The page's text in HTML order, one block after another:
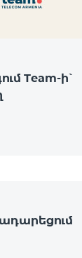
Team-ի՝